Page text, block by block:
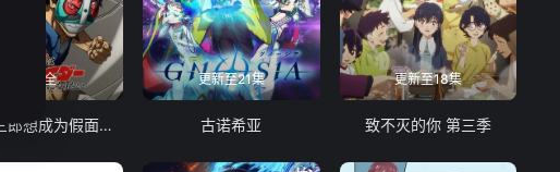
24集全
东岛丹三郎想成为假面骑士
更新至21集
古诺希亚
更新至18集
致不灭的你 第三季